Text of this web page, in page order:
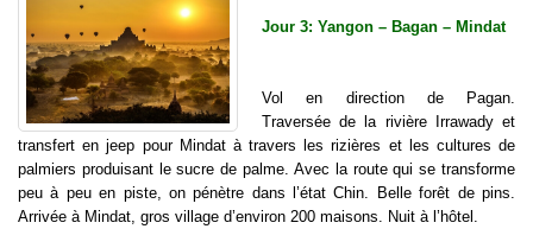
Jour 3: Yangon – Bagan – Mindat
Vol en direction de Pagan.
Traversée de la rivière Irrawady et
transfert en jeep pour Mindat à travers les rizières et les cultures de
palmiers produisant le sucre de palme. Avec la route qui se transforme
peu à peu en piste, on pénètre dans l’état Chin. Belle forêt de pins.
Arrivée à Mindat, gros village d’environ 200 maisons. Nuit à l’hôtel.